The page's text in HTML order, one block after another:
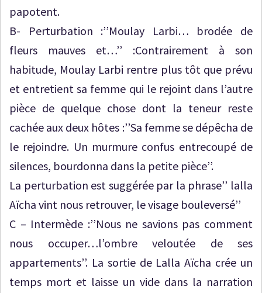
papotent.
B- Perturbation :’’Moulay Larbi… brodée de
fleurs mauves et…’’ :Contrairement à son
habitude, Moulay Larbi rentre plus tôt que prévu
et entretient sa femme qui le rejoint dans l’autre
pièce de quelque chose dont la teneur reste
cachée aux deux hôtes :’’Sa femme se dépêcha de
le rejoindre. Un murmure confus entrecoupé de
silences, bourdonna dans la petite pièce’’.
La perturbation est suggérée par la phrase’’ lalla
Aïcha vint nous retrouver, le visage bouleversé’’
C – Intermède :’’Nous ne savions pas comment
nous occuper…l’ombre veloutée de ses
appartements’’. La sortie de Lalla Aïcha crée un
temps mort et laisse un vide dans la narration